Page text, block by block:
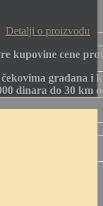
Detalji o proizvodu
kupovine cene
građana i
dinara do 30 km